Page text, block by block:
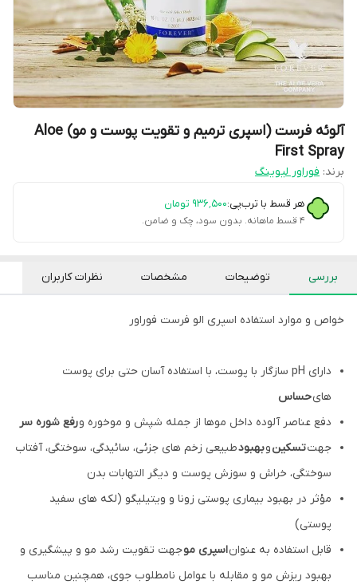
آلوئه فرست (اسپری ترمیم و تقویت پوست و مو) Aloe
First Spray
برند: فوراور لیوینگ
هر قسط با ترب‌پی:۹۳۶٬۵۰۰ تومان
۴ قسط ماهانه. بدون سود، چک و ضامن.
بررسی توضیحات مشخصات نظرات کاربران
خواص و موارد استفاده اسپری الو فرست فوراور
دارای pH سازگار با پوست، با استفاده آسان حتی برای پوست
هایحساس
دفع عناصر آلوده داخل موها از جمله شپش و موخوره ورفع شوره سر
جهتتسکینوبهبودطبیعی زخم های جزئی، سائیدگی، سوختگی، آفتاب
سوختگی، خراش و سوزش پوست و دیگر التهابات بدن
مؤثر در بهبود بیماری پوستی زونا و ویتیلیگو (لکه های سفید
پوستی)
قابل استفاده به عنواناسپری موجهت تقویت رشد مو و پیشگیری و
بهبود ریزش مو و مقابله با عوامل نامطلوب جوی، همچنین مناسب